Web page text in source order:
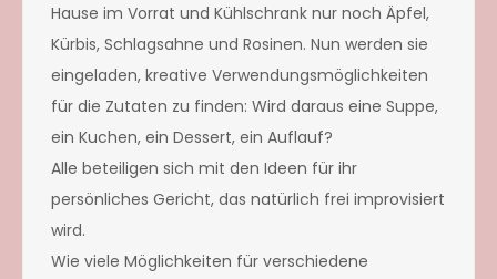
Hause im Vorrat und Kühlschrank nur noch Äpfel,
Kürbis, Schlagsahne und Rosinen. Nun werden sie
eingeladen, kreative Verwendungsmöglichkeiten
für die Zutaten zu finden: Wird daraus eine Suppe,
ein Kuchen, ein Dessert, ein Auflauf?
Alle beteiligen sich mit den Ideen für ihr
persönliches Gericht, das natürlich frei improvisiert
wird.
Wie viele Möglichkeiten für verschiedene